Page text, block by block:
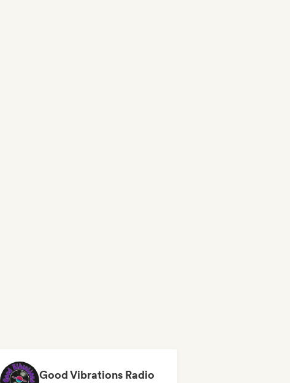
Good Vibrations Radio